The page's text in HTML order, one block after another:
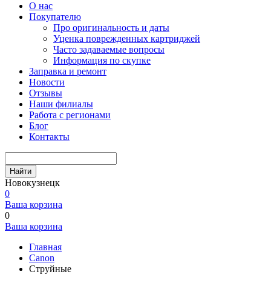
О нас
Покупателю
Про оригинальность и даты
Уценка поврежденных картриджей
Часто задаваемые вопросы
Информация по скупке
Заправка и ремонт
Новости
Отзывы
Наши филиалы
Работа с регионами
Блог
Контакты
Найти
Новокузнецк
0
Ваша корзина
0
Ваша корзина
Главная
Canon
Струйные